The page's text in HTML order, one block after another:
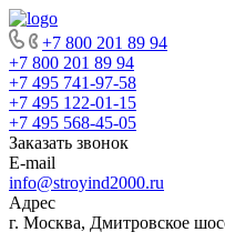
+7 800 201 89 94
+7 800 201 89 94
+7 495 741-97-58
+7 495 122-01-15
+7 495 568-45-05
Заказать звонок
E-mail
info@stroyind2000.ru
Адрес
г. Москва, Дмитровское